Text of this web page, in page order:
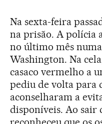
Na sexta-feira
na prisão. A polícia
no último mês
Washington. Na
casaco vermelho a
pediu de volta para
aconselharam a
disponíveis. Ao sair